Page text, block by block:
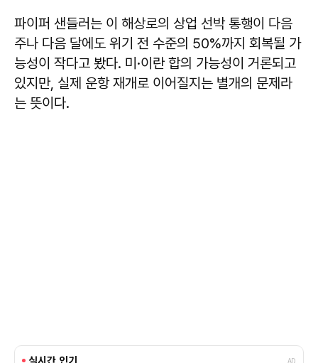
파이퍼 샌들러는 이 해상로의 상업 선박 통행이 다음
주나 다음 달에도 위기 전 수준의 50%까지 회복될 가
능성이 작다고 봤다. 미·이란 합의 가능성이 거론되고
있지만, 실제 운항 재개로 이어질지는 별개의 문제라
는 뜻이다.